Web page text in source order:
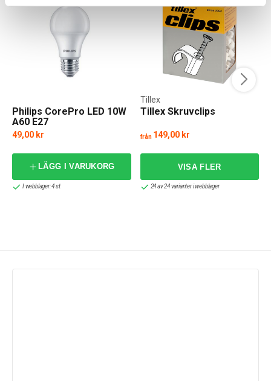
Philips CorePro LED 10W
A60 E27
49,00 kr
LÄGG I VARUKORG
I webblager: 4 st
Tillex Skruvclips
Tillex
från 149,00 kr
24 av 24 varianter i webblager